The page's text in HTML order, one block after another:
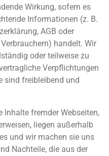
Wirkung, sofern es
Informationen (z. B.
AGB oder
handelt. Wir
oder teilweise zu
Verpflichtungen
sind freibleibend und
Inhalte fremder Webseiten,
liegen außerhalb
und wir machen sie uns
Nachteile, die aus der